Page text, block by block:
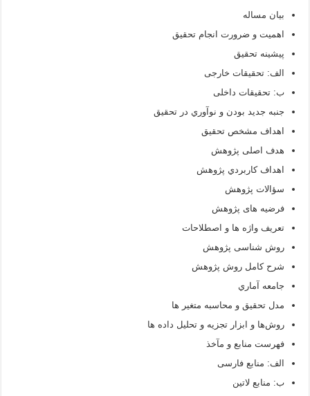
بیان مساله
اهمیت و ضرورت انجام تحقیق
پيشينه تحقيق
الف: تحقیقات خارجی
ب: تحقیقات داخلی
جنبه جديد بودن و نوآوري در تحقيق
اهداف مشخص تحقيق
هدف اصلی پژوهش
اهداف كاربردي پژوهش
سؤالات پژوهش
فرضیه­ های پژوهش
تعریف واژه ­ها و اصطلاحات
روش شناسی پژوهش
شرح كامل روش پژوهش
جامعه آماري
مدل تحقيق و محاسبه متغير ها
روش‌ها و ابزار تجزيه و تحليل داده‏ ها
فهرست منابع و مآخذ
الف: منابع فارسی
ب: منابع لاتین